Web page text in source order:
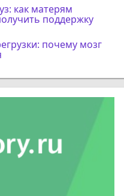
как матерям
поддержку
почему мозг